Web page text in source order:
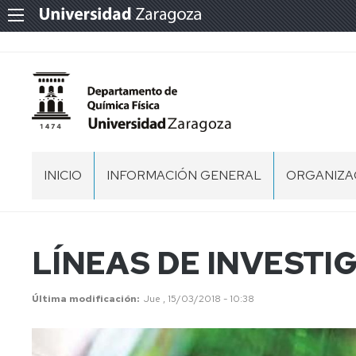
INICIO INFORMACIÓN GENERAL
DE
CREACIÓN
DEPARTAMENTO
QUÍMICA
COMISIÓN
LÍNEAS DE
Última modificación Jue , 15/03/2018 - 10:38